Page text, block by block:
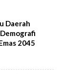
Daerah
2045